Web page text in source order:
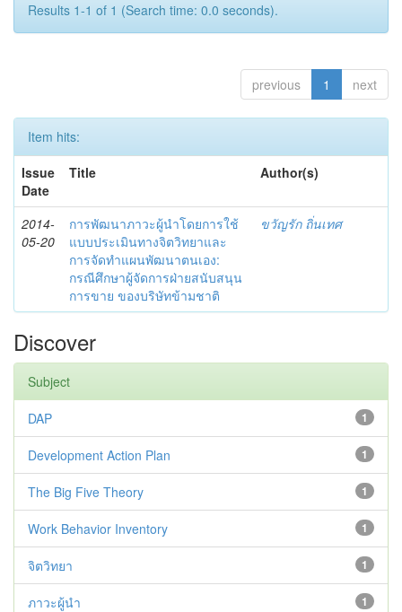
Results 1-1 of 1 (Search time: 0.0 seconds).
previous 1 next
Item hits:
Issue
Date
Title Author(s)
2014-
05-20
การพัฒนาภาวะผู้นำโดยการใช้
แบบประเมินทางจิตวิทยาและ
การจัดทำแผนพัฒนาตนเอง:
กรณีศึกษาผู้จัดการฝ่ายสนับสนุน
การขาย ของบริษัทข้ามชาติ
ขวัญรัก ถิ่นเทศ
Discover
Subject
1
DAP
1
Development Action Plan
1
The Big Five Theory
1
Work Behavior Inventory
1
จิตวิทยา
1
ภาวะผู้นำ